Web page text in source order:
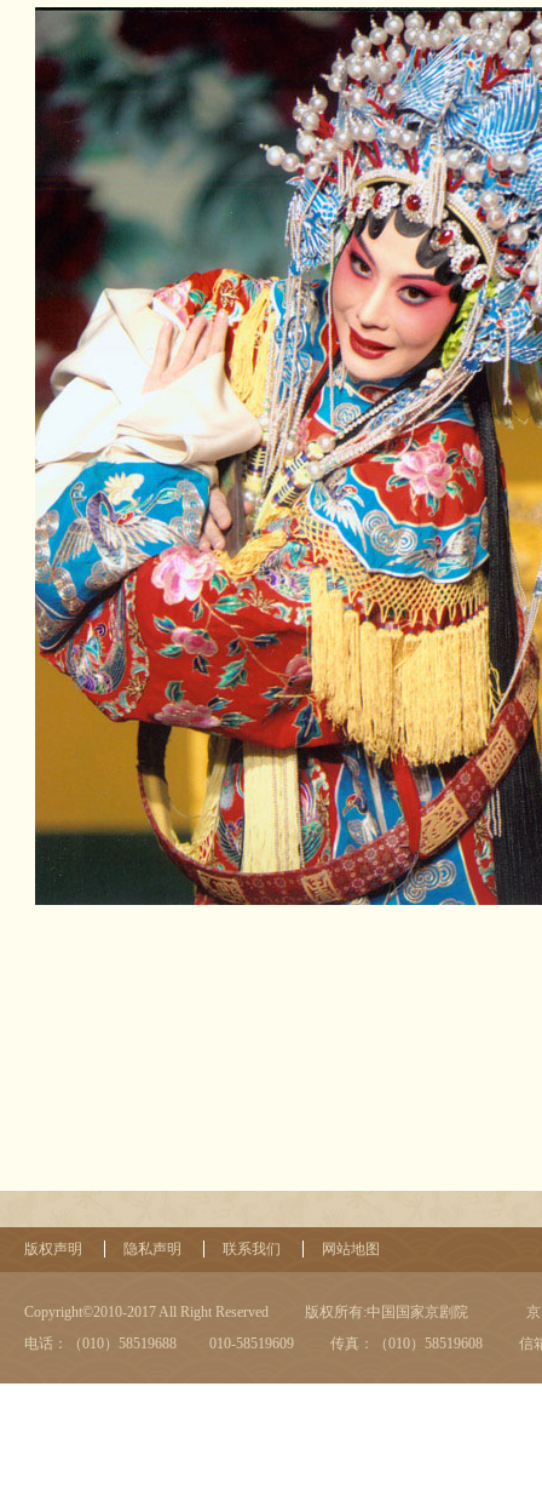
版权声明 隐私声明 联系我们 网站地图
Copyright©2010-2017 All Right Reserved 版权所有:中国国家京剧院
电话：（010）58519688 010-58519609
传真：（010）58519608 信